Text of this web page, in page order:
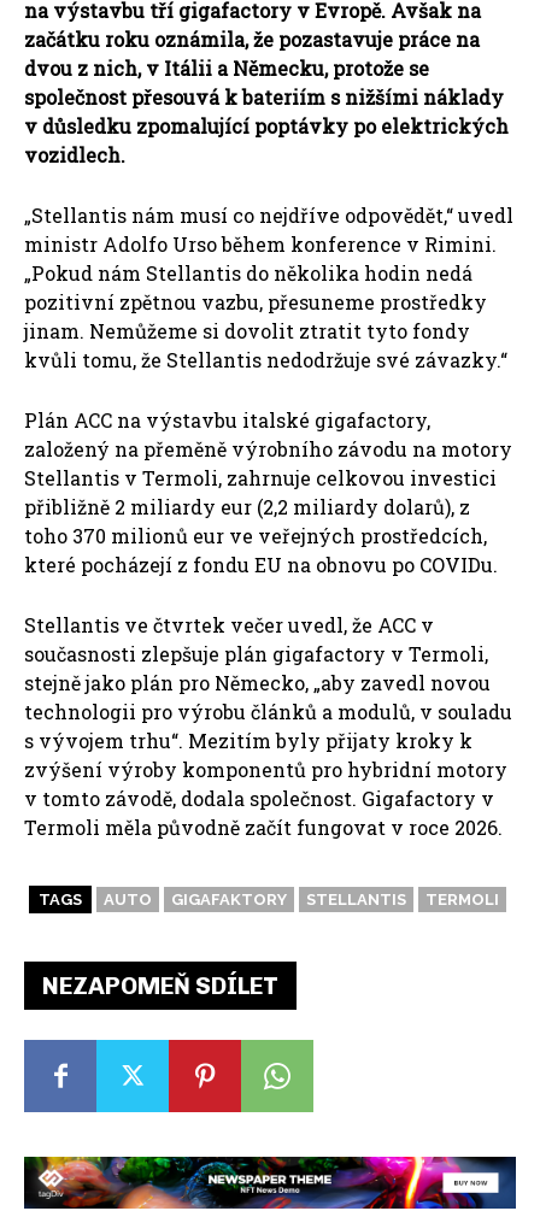
na výstavbu tří gigafactory v Evropě. Avšak na
začátku roku oznámila, že pozastavuje práce na
dvou z nich, v Itálii a Německu, protože se
společnost přesouvá k bateriím s nižšími náklady
v důsledku zpomalující poptávky po elektrických
vozidlech.
„Stellantis nám musí co nejdříve odpovědět,“ uvedl
ministr Adolfo Urso během konference v Rimini.
„Pokud nám Stellantis do několika hodin nedá
pozitivní zpětnou vazbu, přesuneme prostředky
jinam. Nemůžeme si dovolit ztratit tyto fondy
kvůli tomu, že Stellantis nedodržuje své závazky.“
Plán ACC na výstavbu italské gigafactory,
založený na přeměně výrobního závodu na motory
Stellantis v Termoli, zahrnuje celkovou investici
přibližně 2 miliardy eur (2,2 miliardy dolarů), z
toho 370 milionů eur ve veřejných prostředcích,
které pocházejí z fondu EU na obnovu po COVIDu.
Stellantis ve čtvrtek večer uvedl, že ACC v
současnosti zlepšuje plán gigafactory v Termoli,
stejně jako plán pro Německo, „aby zavedl novou
technologii pro výrobu článků a modulů, v souladu
s vývojem trhu“. Mezitím byly přijaty kroky k
zvýšení výroby komponentů pro hybridní motory
v tomto závodě, dodala společnost. Gigafactory v
Termoli měla původně začít fungovat v roce 2026.
TAGS AUTO GIGAFAKTORY STELLANTIS TERMOLI
NEZAPOMEŇ SDÍLET